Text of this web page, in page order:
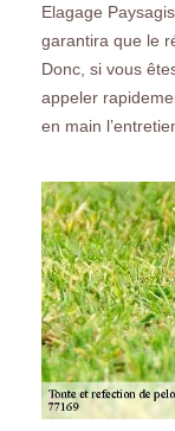
Elagage
garantira que le
Donc, si vous
appeler
en main